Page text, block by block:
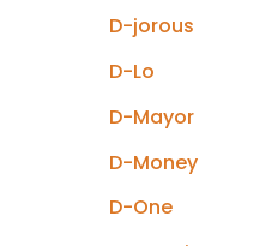
D-jorous
D-Lo
D-Mayor
D-Money
D-One